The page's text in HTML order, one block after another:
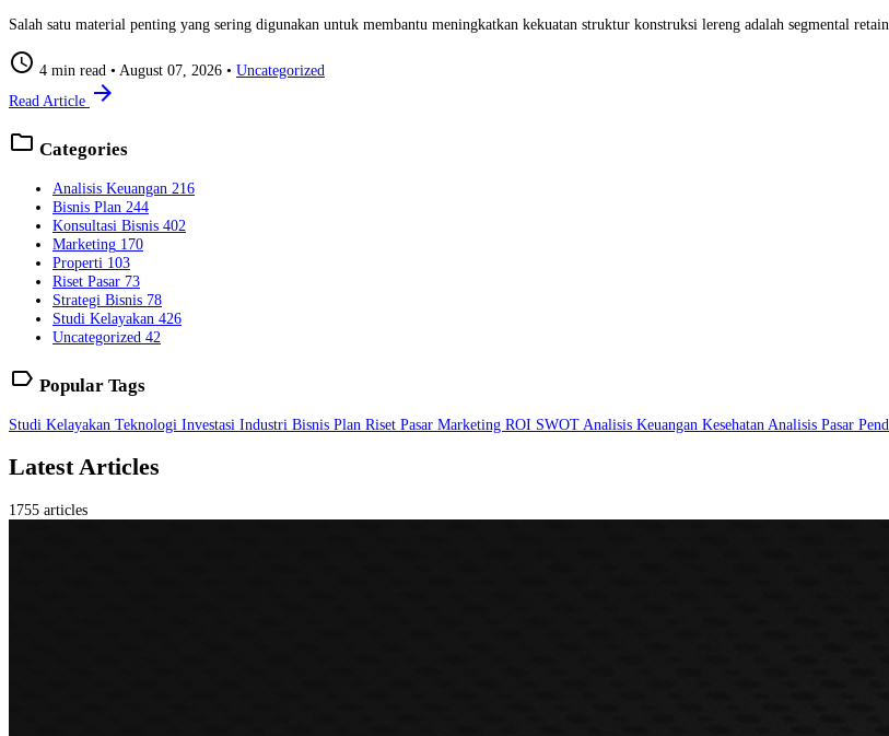
Salah satu material penting yang sering digunakan untuk membantu meningkatkan kekuatan struktur konstruksi lereng adalah segmental
schedule 4 min read • August 07, 2026 • Uncategorized
Read Article arrow_forward
folder Categories
Analisis Keuangan 216
Bisnis Plan 244
Konsultasi Bisnis 402
Marketing 170
Properti 103
Riset Pasar 73
Strategi Bisnis 78
Studi Kelayakan 426
Uncategorized 42
label Popular Tags
Studi Kelayakan Teknologi Investasi Industri Bisnis Plan Riset Pasar Marketing ROI SWOT Analisis Keuangan Kesehatan Analisis Pasar
Latest Articles
1755 articles